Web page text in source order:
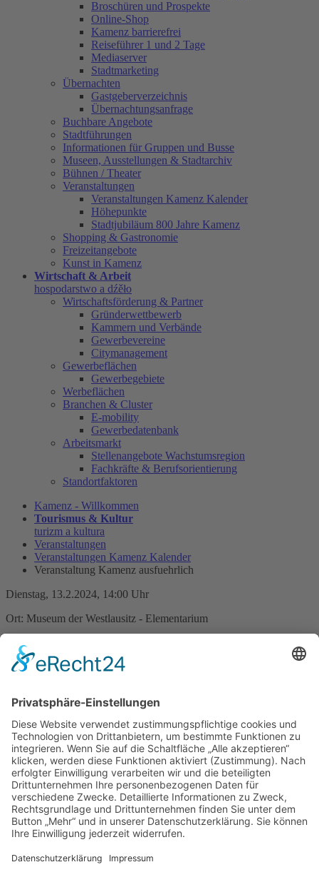
Broschüren und Prospekte
Online-Shop
Kamenz barrierefrei
Reiseführer 1 und 2 Tage
Mediaserver
Stadtmarketing
Übernachten
Gastgeberverzeichnis
Übernachtungsanfrage
Buchbare Angebote
Stadtführungen
Informationen für Gruppen und Busse
Museen, Ausstellungen & Stadtarchiv
Bühnen / Theater
Veranstaltungen
Veranstaltungen Kamenz Kalender
Höhepunkte
Stadtjubiläum 800 Jahre Kamenz
Shopping & Gastronomie
Freizeitangebote
Kunst in Kamenz
Wirtschaft & Arbeit
hospodarstwo a dźěło
Wirtschaftsförderung & Partner
Gründerwettbewerb
Kammern und Verbände
Gewerbevereine
Citymanagement
Gewerbeflächen
Gewerbegebiete
Werbeflächen
Branchen & Cluster
E-mobility
Gewerbedatenbank
Arbeitsmarkt
Stellenangebote Wachstumsregion
Fachkräfte & Berufsorientierung
Standortfaktoren
Kamenz - Willkommen
Tourismus & Kultur
turizm a kultura
Veranstaltungen
Veranstaltungen Kamenz Kalender
Veranstaltung Kamenz ausfuehrlich
Dienstag, 13.2.2024, 14:00 Uhr
Ort: Museum der Westlausitz - Elementarium
Ferienprojekt: Kunstwerkstatt
Sonderausstellung im Museum der Westlausitz) verschwimmen die
sammeln und eigene kleine Kunstwerke erschaffen. Welche
traumhaften oder fantastischen Ideen schlummern in euch? Unsere
Ferienprojekte sind ausschließlich für Kinder im Alter von 7 bis 12
Jahren. Die Plätze sind begrenzt. Bitte melden Sie Ihre Kinder für
diese Veranstaltung an (03578-788310 oder über die Online-
Buchunghttps://www.etermin.net/museum_der_westlausitz
Zurück
»facebook.com/kamenz.news »facebook.com/rathaus.kamenz
»facebook.com/Kamenz.Tourismus
»instagramm.com/kamenz_tourismus